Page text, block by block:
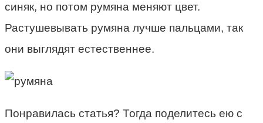
синяк, но потом румяна меняют цвет.
Растушевывать румяна лучше пальцами, так
они выглядят естественнее.
Понравилась статья? Тогда поделитесь ею с